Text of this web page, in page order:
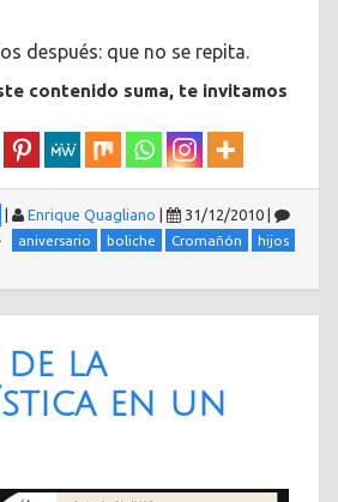
después: que no se repita.
contenido suma, te invitamos
| Enrique Quagliano | 31/12/2010 |
aniversario boliche Cromañón
hijos
de la
en un